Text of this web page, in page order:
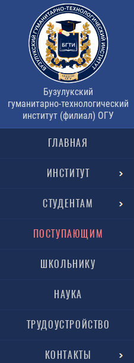
Бузулукский
гуманитарно-технологический
институт (филиал) ОГУ
ГЛАВНАЯ
ИНСТИТУТ
СТУДЕНТАМ
ПОСТУПАЮЩИМ
ШКОЛЬНИКУ
НАУКА
ТРУДОУСТРОЙСТВО
КОНТАКТЫ